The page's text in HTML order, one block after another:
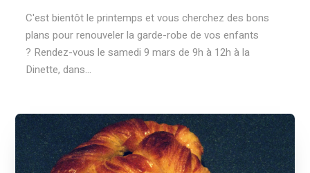
C'est bientôt le printemps et vous cherchez des bons
plans pour renouveler la garde-robe de vos enfants
? Rendez-vous le samedi 9 mars de 9h à 12h à la
Dinette, dans...